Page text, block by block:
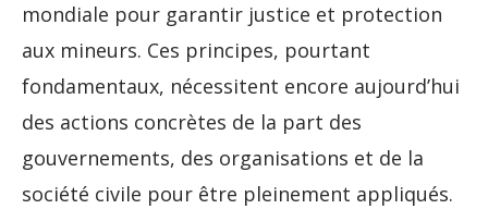
mondiale pour garantir justice et protection
aux mineurs. Ces principes, pourtant
fondamentaux, nécessitent encore aujourd’hui
des actions concrètes de la part des
gouvernements, des organisations et de la
société civile pour être pleinement appliqués.